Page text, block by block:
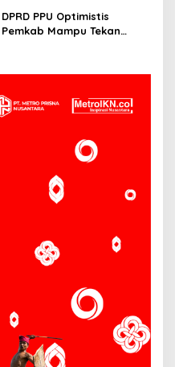
Baik, Kenapa Tidak
DPRD PPU Optimistis
Pemkab Mampu Tekan
O Persen